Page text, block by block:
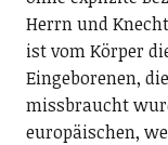
Herrn und
ist vom Körper
Eingeborenen,
missbraucht
europäischen,